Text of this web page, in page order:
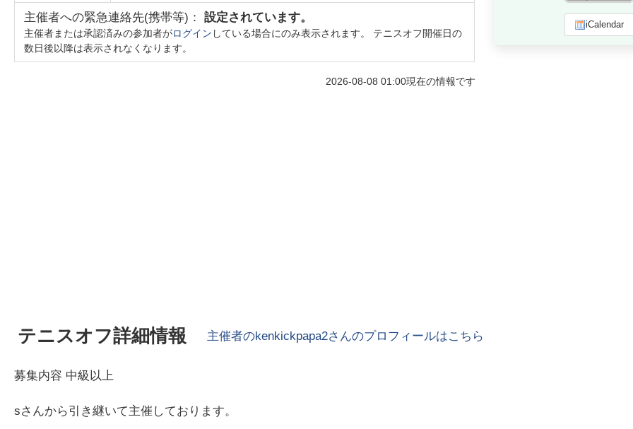
主催者への緊急連絡先(携帯等)：設定されています。
主催者または承認済みの参加者がログイン している場合にのみ表示されます。 テニスオフ開催日の
数日後以降は表示されなくなります。
2026-08-08 01:00現在の情報です
iCalendar
テニスオフ詳細情報 主催者のkenkickpapa2さんのプロフィールはこちら
募集内容 中級以上
sさんから引き継いて主催しております。